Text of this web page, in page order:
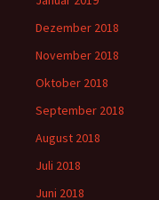
Dezember 2018
November 2018
Oktober 2018
September 2018
August 2018
Juli 2018
Juni 2018